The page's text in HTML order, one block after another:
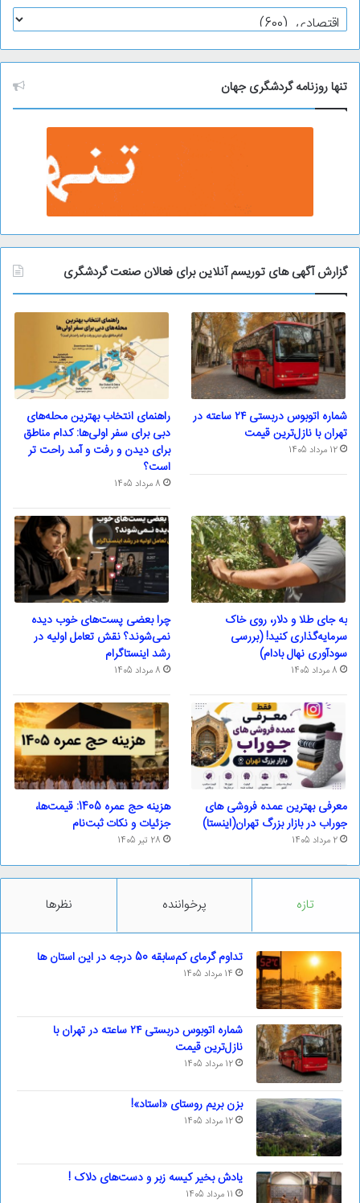
ر
ش
ی
و
تنها روزنامه گردشگری جهان
گزارش آگهی های توریسم آنلاین برای فعالان صنعت گردشگری
شماره اتوبوس دربستی ۲۴ ساعته در
تهران با نازل‌ترین قیمت
12 مرداد 1405
راهنمای انتخاب بهترین محله‌های
دبی برای سفر اولی‌ها: کدام مناطق
برای دیدن و رفت و آمد راحت تر
است؟
8 مرداد 1405
به جای طلا و دلار، روی خاک
سرمایه‌گذاری کنید! (بررسی
سودآوری نهال بادام)
8 مرداد 1405
چرا بعضی پست‌های خوب دیده
نمی‌شوند؟ نقش تعامل اولیه در
رشد اینستاگرام
8 مرداد 1405
معرفی بهترین عمده فروشی های
جوراب در بازار بزرگ تهران(اینستا)
2 مرداد 1405
هزینه حج عمره 1405: قیمت‌ها،
جزئیات و نکات ثبت‌نام
28 تیر 1405
تازه پرخواننده نظرها
تداوم گرمای کم‌سابقه 50 درجه در این استان ها
14 مرداد 1405
شماره اتوبوس دربستی ۲۴ ساعته در تهران با
نازل‌ترین قیمت
12 مرداد 1405
بزن بریم روستای «استاد»!
12 مرداد 1405
یادش بخیر کیسه‌ زبر و دست‌های دلاک !
11 مرداد 1405